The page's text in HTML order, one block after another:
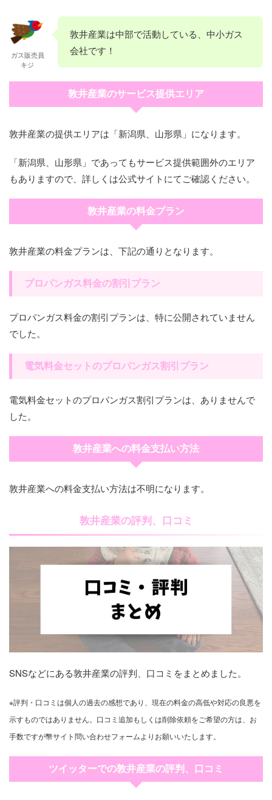
ガス販売員
キジ
敦井産業は中部で活動している、中小ガス
会社です！
敦井産業のサービス提供エリア
敦井産業の提供エリアは「新潟県、山形県」になります。
「新潟県、山形県」であってもサービス提供範囲外のエリア
もありますので、詳しくは公式サイトにてご確認ください。
敦井産業の料金プラン
敦井産業の料金プランは、下記の通りとなります。
プロパンガス料金の割引プラン
プロパンガス料金の割引プランは、特に公開されていません
でした。
電気料金セットのプロパンガス割引プラン
電気料金セットのプロパンガス割引プランは、ありませんで
した。
敦井産業への料金支払い方法
敦井産業への料金支払い方法は不明になります。
敦井産業の評判、口コミ
SNSなどにある敦井産業の評判、口コミをまとめました。
※評判・口コミは個人の過去の感想であり、現在の料金の高低や対応の良悪を
示すものではありません。口コミ追加もしくは削除依頼をご希望の方は、お
手数ですが幣サイト問い合わせフォームよりお願いいたします。
ツイッターでの敦井産業の評判、口コミ